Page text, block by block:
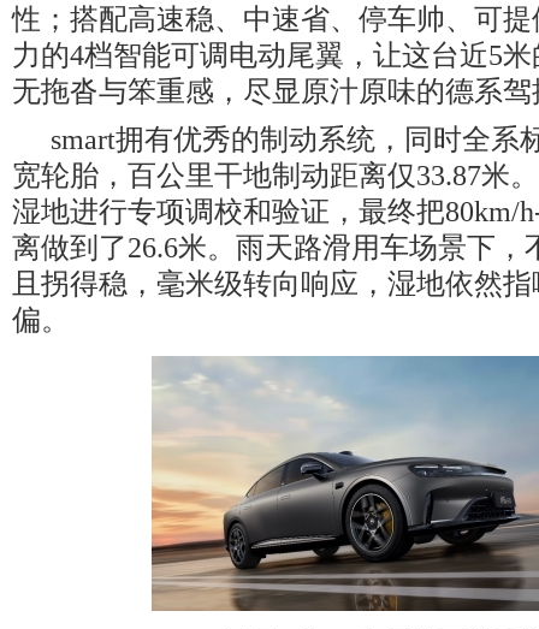
性；搭配高速稳、中速省、停车帅、可提
力的4档智能可调电动尾翼，让这台近5
无拖沓与笨重感，尽显原汁原味的德系
smart拥有优秀的制动系统，同时全系
宽轮胎，百公里干地制动距离仅33.87米
湿地进行专项调校和验证，最终把80km/
离做到了26.6米。雨天路滑用车场景下，
且拐得稳，毫米级转向响应，湿地依然
偏。